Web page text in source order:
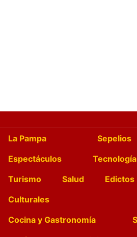
La Pampa Sepelios
Espectáculos
Tecnología
Turismo
Salud Edictos
Culturales
Cocina y Gastronomía